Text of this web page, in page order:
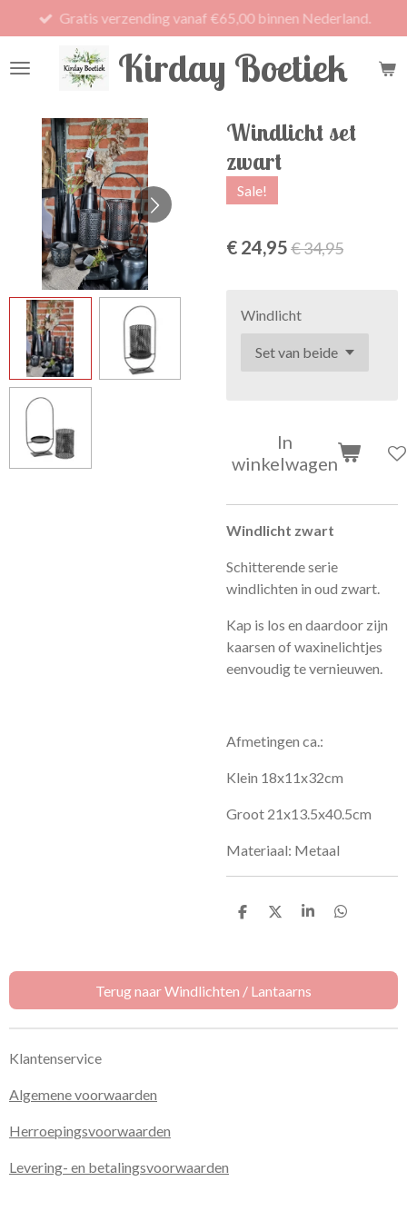
direct
naar
Kirday Boetiek
Gratis verzending vanaf €65,00 binnen Nederland.
Windlicht set
zwart
Sale!
€ 24,95€ 34,95
Windlicht
In
winkelwagen
Windlicht zwart
Schitterende serie
windlichten in oud zwart.
Kap is los en daardoor zijn
kaarsen of waxinelichtjes
eenvoudig te vernieuwen.
Afmetingen ca.:
Klein 18x11x32cm
Groot 21x13.5x40.5cm
Materiaal: Metaal
D
n
D
S
e
D
n
Terug naar Windlichten / Lantaarns
Klantenservice
Algemene voorwaarden
Herroepingsvoorwaarden
Levering- en betalingsvoorwaarden